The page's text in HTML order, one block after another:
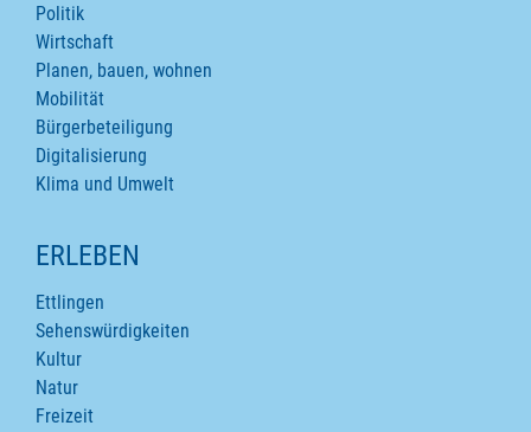
Politik
Wirtschaft
Planen, bauen, wohnen
Mobilität
Bürgerbeteiligung
Digitalisierung
Klima und Umwelt
ERLEBEN
Ettlingen
Sehenswürdigkeiten
Kultur
Natur
Freizeit